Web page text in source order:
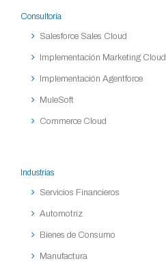
Consultoría
Salesforce Sales Cloud
Implementación Marketing Cloud
Implementación Agentforce
MuleSoft
Commerce Cloud
Industrias
Servicios Financieros
Automotriz
Bienes de Consumo
Manufactura